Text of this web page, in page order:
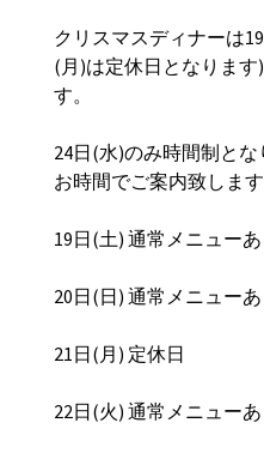
クリスマスディナーは
(月)は定休日となりま
す。
24日(水)のみ時間制と
お時間でご案内致します
19日(土) 通常メニュ
20日(日) 通常メニュ
21日(月) 定休日
22日(火) 通常メニュ